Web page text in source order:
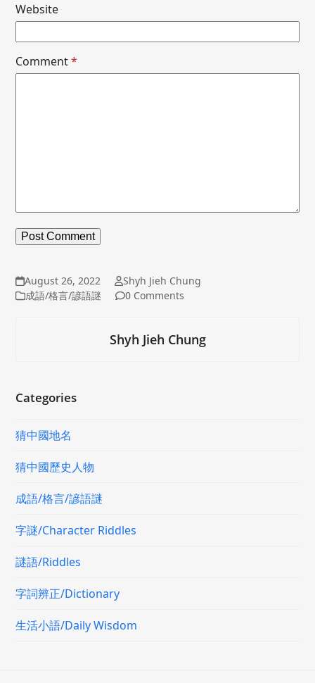
Website
Comment*
August 26, 2022
Shyh Jieh Chung
成語/格言/諺語謎
0 Comments
Shyh Jieh Chung
Categories
猜中國地名
猜中國歷史人物
成語/格言/諺語謎
字謎/Character Riddles
謎語/Riddles
字詞辨正/Dictionary
生活小語/Daily Wisdom